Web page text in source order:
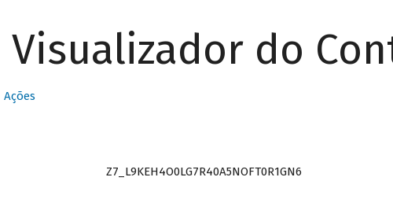
Visualizador do
Ações
Z7_L9KEH4O0LG7R40A5NOFT0R1GN6